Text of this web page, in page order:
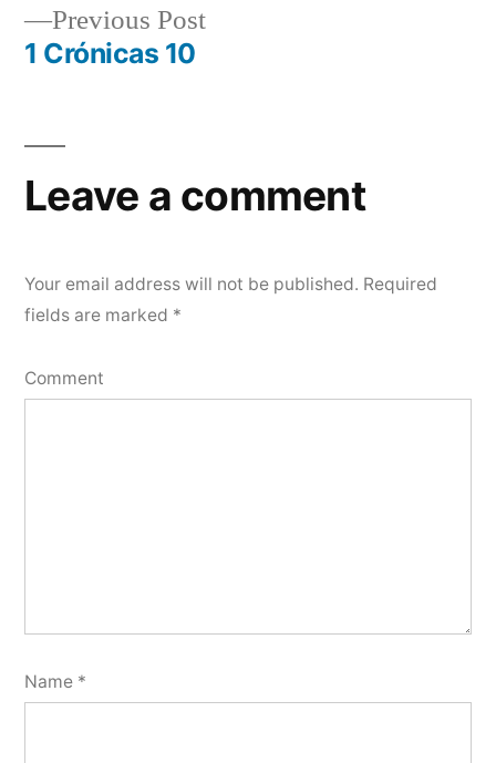
navigation
Previous PostPrevious
1 Crónicas 10
Leave a comment
Your email address will not be published. Required
fields are marked *
Comment
Name *